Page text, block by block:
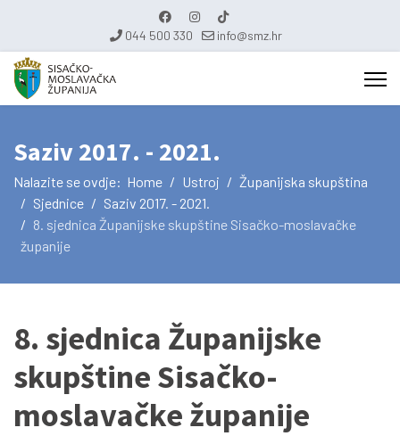
044 500 330 info@smz.hr
Saziv 2017. - 2021.
Nalazite se ovdje: Home Ustroj
Županijska skupština
Sjednice
Saziv 2017. - 2021.
8. sjednica Županijske skupštine Sisačko-moslavačke
županije
8. sjednica Županijske
skupštine Sisačko-
moslavačke županije